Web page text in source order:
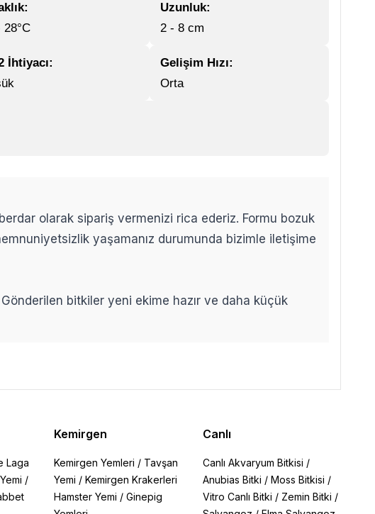
28°C
Uzunluk:
2 - 8 cm
İhtiyacı:
Gelişim Hızı:
Orta
olarak sipariş vermenizi rica ederiz. Formu bozuk
yaşamanız durumunda bizimle iletişime
bitkiler yeni ekime hazır ve daha küçük
Laga
/
Kemirgen
Kemirgen Yemleri / Tavşan
Yemi / Kemirgen Krakerleri
Hamster Yemi / Ginepig
Canlı
Canlı Akvaryum Bitkisi /
Anubias Bitki /Moss Bitkisi /
Vitro Canlı Bitki / Zemin Bitki /